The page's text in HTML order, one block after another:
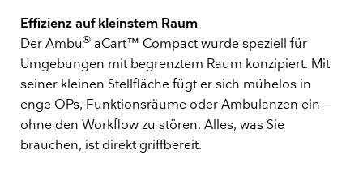
Effizienz auf kleinstem Raum
Der Ambu® aCart™ Compact wurde speziell für
Umgebungen mit begrenztem Raum konzipiert. Mit
seiner kleinen Stellfläche fügt er sich mühelos in
enge OPs, Funktionsräume oder Ambulanzen ein –
ohne den Workflow zu stören. Alles, was Sie
brauchen, ist direkt griffbereit.